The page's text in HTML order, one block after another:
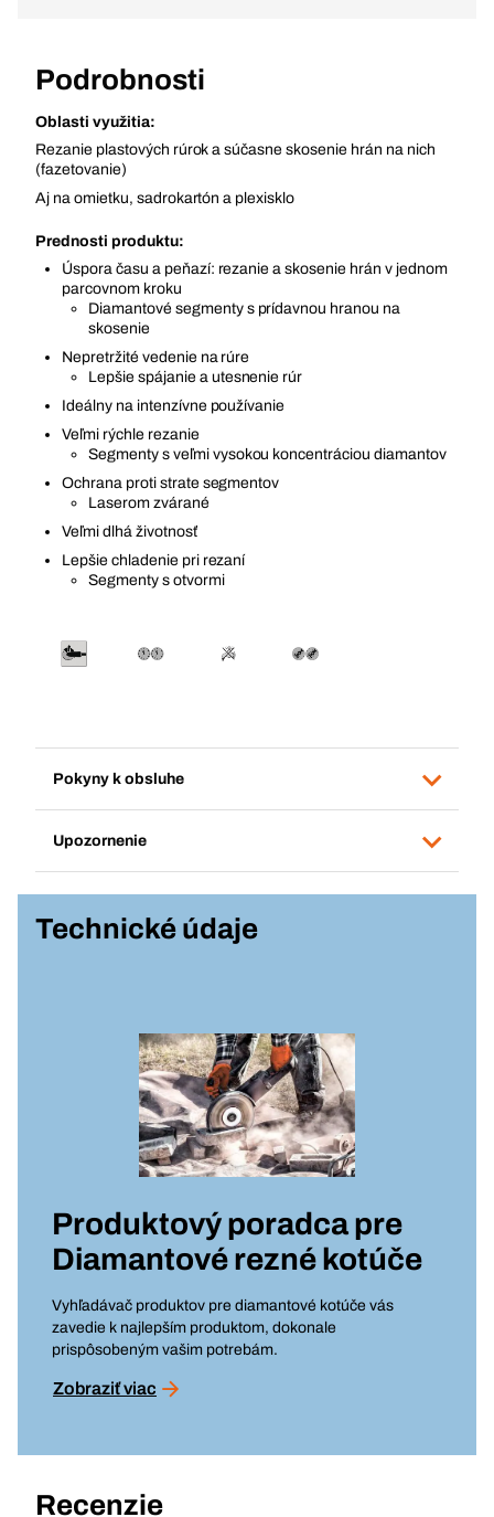
Podrobnosti
Oblasti využitia:
Rezanie plastových rúrok a súčasne skosenie hrán na nich
(fazetovanie)
Aj na omietku, sadrokartón a plexisklo
Prednosti produktu:
Úspora času a peňazí: rezanie a skosenie hrán v jednom
parcovnom kroku
Diamantové segmenty s prídavnou hranou na
skosenie
Nepretržité vedenie na rúre
Lepšie spájanie a utesnenie rúr
Ideálny na intenzívne používanie
Veľmi rýchle rezanie
Segmenty s veľmi vysokou koncentráciou diamantov
Ochrana proti strate segmentov
Laserom zvárané
Veľmi dlhá životnosť
Lepšie chladenie pri rezaní
Segmenty s otvormi
Pokyny k obsluhe
Upozornenie
Technické údaje
Produktový poradca pre
Diamantové rezné kotúče
Vyhľadávač produktov pre diamantové kotúče vás
zavedie k najlepším produktom, dokonale
prispôsobeným vašim potrebám.
Zobraziť viac
Recenzie